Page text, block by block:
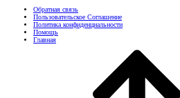
Обратная связь
Пользовательское Соглашение
Политика конфиденциальности
Помощь
Главная